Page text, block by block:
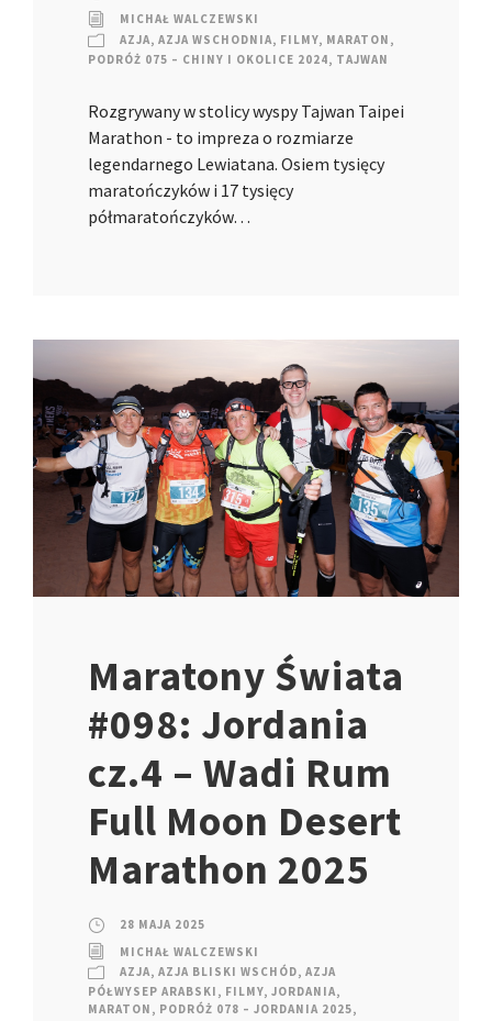
MICHAŁ WALCZEWSKI
AZJA, AZJA WSCHODNIA, FILMY, MARATON ,
PODRÓŻ 075 – CHINY I OKOLICE 2024, TAJWAN
Rozgrywany w stolicy wyspy Tajwan Taipei
Marathon - to impreza o rozmiarze
legendarnego Lewiatana. Osiem tysięcy
maratończyków i 17 tysięcy
półmaratończyków…
Maratony Świata
#098: Jordania
cz.4 – Wadi Rum
Full Moon Desert
Marathon 2025
28 MAJA 2025
MICHAŁ WALCZEWSKI
AZJA, AZJA BLISKI WSCHÓD, AZJA
PÓŁWYSEP ARABSKI , FILMY, JORDANIA,
MARATON , PODRÓŻ 078 – JORDANIA 2025,